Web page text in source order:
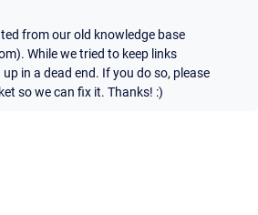
from our old knowledge base
While we tried to keep links
in a dead end. If you do so, please
so we can fix it. Thanks! :)